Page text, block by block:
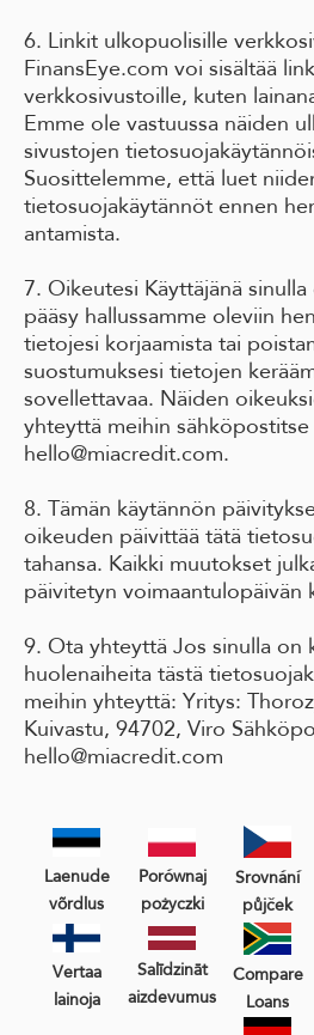
6. Linkit ulkopuolisille
FinansEye.com voi sisältää
verkkosivustoille, kuten
Emme ole vastuussa näiden
sivustojen
Suosittelemme, että luet
tietosuojakäytännöt ennen
antamista.
7. Oikeutesi Käyttäjänä
pääsy hallussamme oleviin
tietojesi korjaamista tai
suostumuksesi tietojen
sovellettavaa. Näiden
yhteyttä meihin
hello@miacredit.com.
8. Tämän käytännön
oikeuden päivittää tätä
tahansa. Kaikki muutokset
päivitetyn voimaantulopäivän
9. Ota yhteyttä Jos sinulla on
huolenaiheita tästä
meihin yhteyttä: Yritys:
Kuivastu, 94702, Viro
hello@miacredit.com
Laenude
võrdlus
Porównaj
pożyczki
Srovnání
půjček
Vertaa
lainoja
Salīdzināt
aizdevumus
Compare
Loans